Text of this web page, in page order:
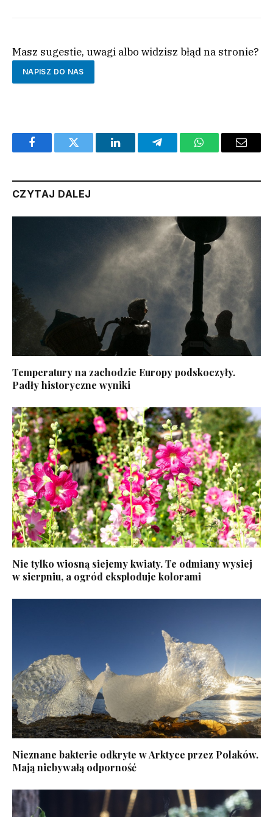
Masz sugestie, uwagi albo widzisz błąd na stronie?
NAPISZ DO NAS
FacebookTwitter LinkedInTelegramWhatsAppEmail
CZYTAJ DALEJ
Temperatury na zachodzie Europy podskoczyły.
Padły historyczne wyniki
Nie tylko wiosną siejemy kwiaty. Te odmiany wysiej
w sierpniu, a ogród eksploduje kolorami
Nieznane bakterie odkryte w Arktyce przez Polaków.
Mają niebywałą odporność